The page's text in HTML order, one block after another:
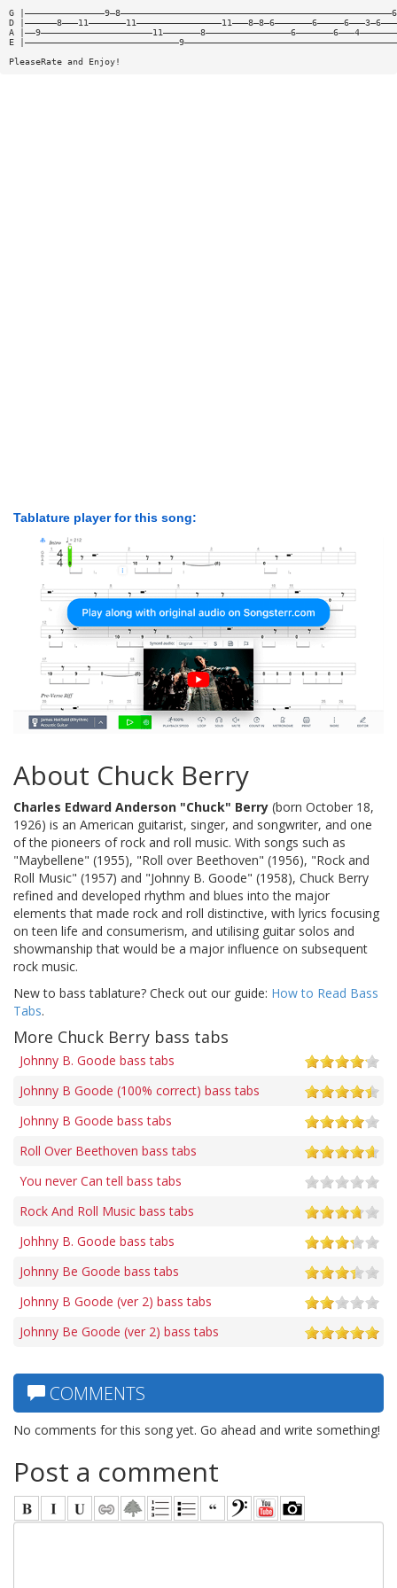
G
D
A
E
PleaseRate and Enjoy!
Tablature player for this song:
About Chuck Berry
Charles Edward Anderson "Chuck" Berry (born October 18,
1926) is an American guitarist, singer, and songwriter, and one
of the pioneers of rock and roll music. With songs such as
"Maybellene" (1955), "Roll over Beethoven" (1956), "Rock and
Roll Music" (1957) and "Johnny B. Goode" (1958), Chuck Berry
refined and developed rhythm and blues into the major
elements that made rock and roll distinctive, with lyrics focusing
on teen life and consumerism, and utilising guitar solos and
showmanship that would be a major influence on subsequent
rock music.
New to bass tablature? Check out our guide: How to Read Bass
Tabs.
More Chuck Berry bass tabs
Johnny B. Goode bass tabs
Johnny B Goode (100% correct) bass tabs
Johnny B Goode bass tabs
Roll Over Beethoven bass tabs
You never Can tell bass tabs
Rock And Roll Music bass tabs
Johhny B. Goode bass tabs
Johnny Be Goode bass tabs
Johnny B Goode (ver 2) bass tabs
Johnny Be Goode (ver 2) bass tabs
COMMENTS
No comments for this song yet. Go ahead and write something!
Post a comment